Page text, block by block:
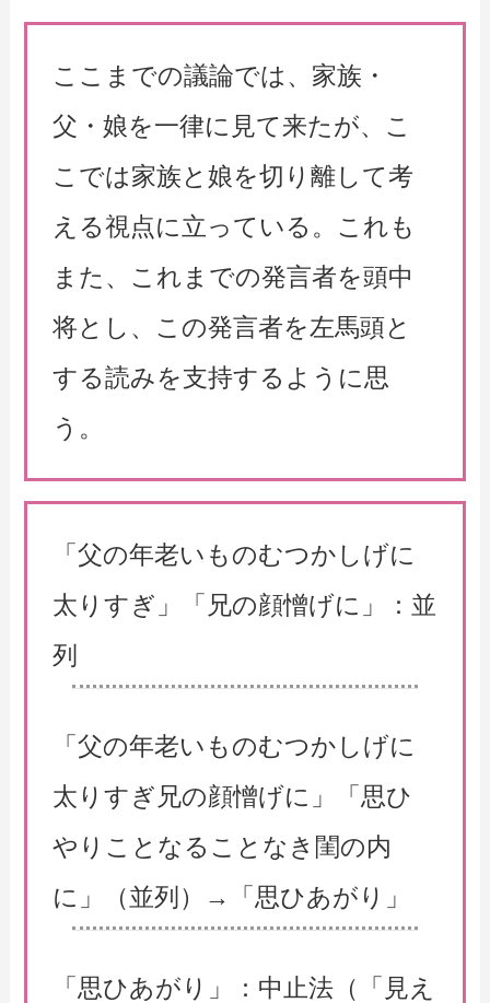
ここまでの議論では、家族・
父・娘を一律に見て来たが、こ
こでは家族と娘を切り離して考
える視点に立っている。これも
また、これまでの発言者を頭中
将とし、この発言者を左馬頭と
する読みを支持するように思
う。
「父の年老いものむつかしげに
太りすぎ」「兄の顔憎げに」：並
列
「父の年老いものむつかしげに
太りすぎ兄の顔憎げに」「思ひ
やりことなることなき閨の内
に」（並列）→「思ひあがり」
「思ひあがり」：中止法（「見え